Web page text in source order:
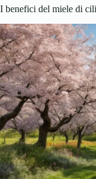
I benefici del miele di